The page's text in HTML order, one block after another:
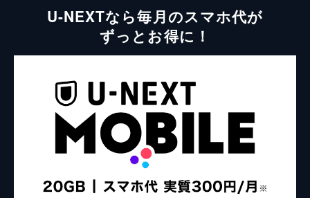
U-NEXTなら毎月のスマホ代が
ずっとお得に！